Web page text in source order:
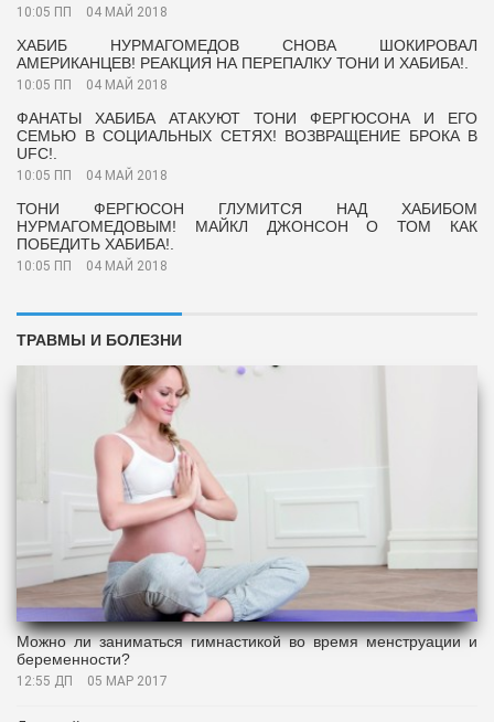
10:05 ПП 04 МАЙ 2018
ХАБИБ НУРМАГОМЕДОВ СНОВА ШОКИРОВАЛ
АМЕРИКАНЦЕВ! РЕАКЦИЯ НА ПЕРЕПАЛКУ ТОНИ И ХАБИБА!.
10:05 ПП 04 МАЙ 2018
ФАНАТЫ ХАБИБА АТАКУЮТ ТОНИ ФЕРГЮСОНА И ЕГО
СЕМЬЮ В СОЦИАЛЬНЫХ СЕТЯХ! ВОЗВРАЩЕНИЕ БРОКА В
UFC!.
10:05 ПП 04 МАЙ 2018
ТОНИ ФЕРГЮСОН ГЛУМИТСЯ НАД ХАБИБОМ
НУРМАГОМЕДОВЫМ! МАЙКЛ ДЖОНСОН О ТОМ КАК
ПОБЕДИТЬ ХАБИБА!.
10:05 ПП 04 МАЙ 2018
ТРАВМЫ И БОЛЕЗНИ
Можно ли заниматься гимнастикой во время менструации и
беременности?
12:55 ДП 05 МАР 2017